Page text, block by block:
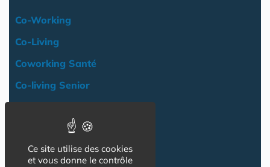
Co-Working
Co-Living
Coworking Santé
Co-living Senior
Professionnels
Ce site utilise des cookies
et vous donne le contrôle